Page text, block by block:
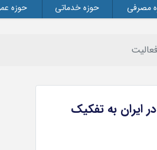
مصرفی حوزه خدماتی حوزه
ایران به تفکیک